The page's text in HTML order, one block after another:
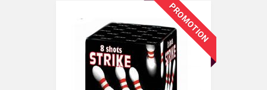
PROMOTION